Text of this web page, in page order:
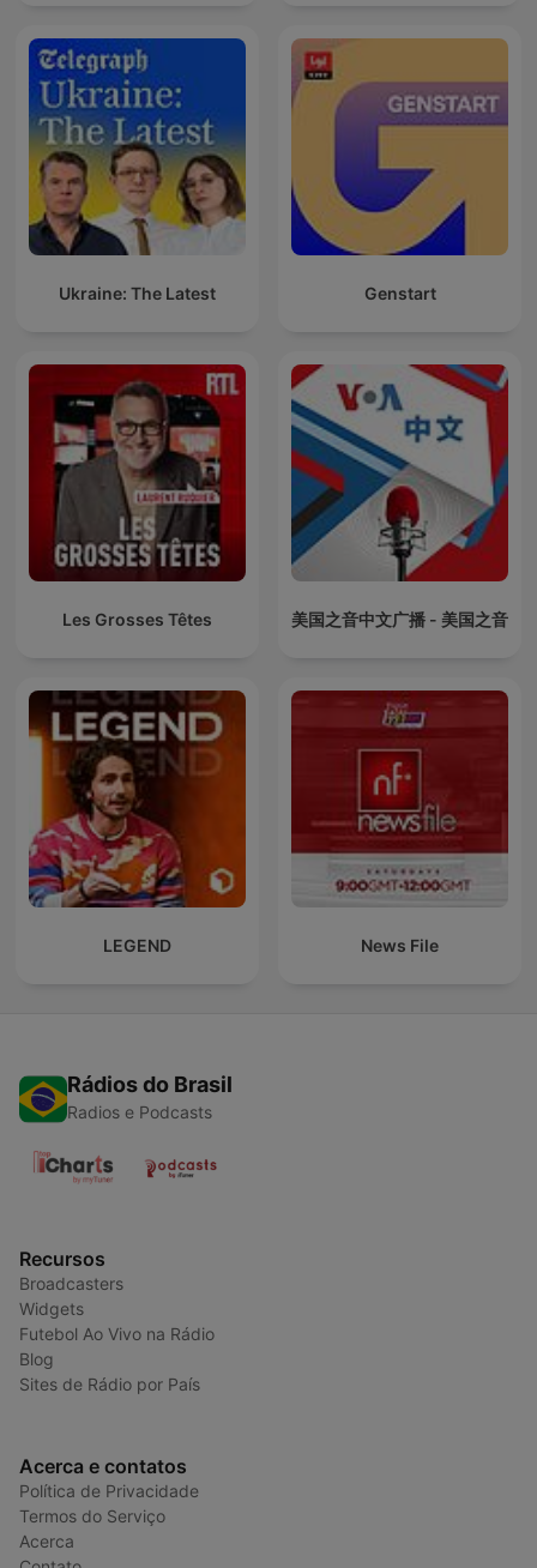
Ukraine: The Latest Genstart
Les Grosses Têtes 美国之音中文广播 - 美国之音
LEGEND News File
Rádios do Brasil
Radios e Podcasts
Recursos
Broadcasters
Widgets
Futebol Ao Vivo na Rádio
Blog
Sites de Rádio por País
Acerca e contatos
Política de Privacidade
Termos do Serviço
Acerca